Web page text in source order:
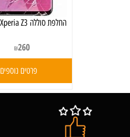
‏החלפת סוללה Sony Xperia Z3 סוני
₪260
פרטים נוספים